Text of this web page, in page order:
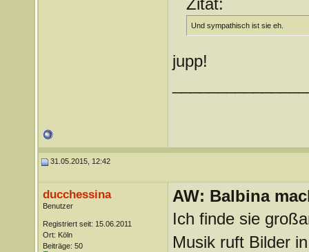
Zitat:
Und sympathisch ist sie eh.
jupp!
31.05.2015, 12:42
ducchessina
Benutzer
Registriert seit: 15.06.2011
Ort: Köln
Beiträge: 50
AW: Balbina
Ich finde sie
Musik ruft Bilder